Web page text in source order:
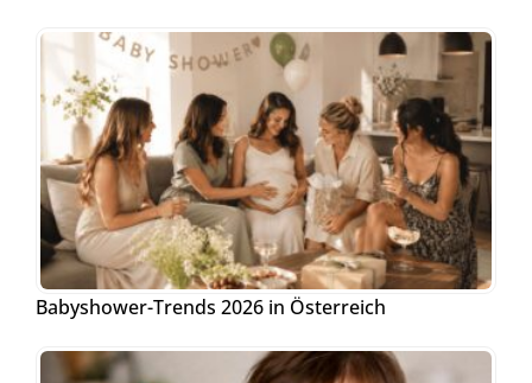
Babyshower-Trends 2026 in Österreich